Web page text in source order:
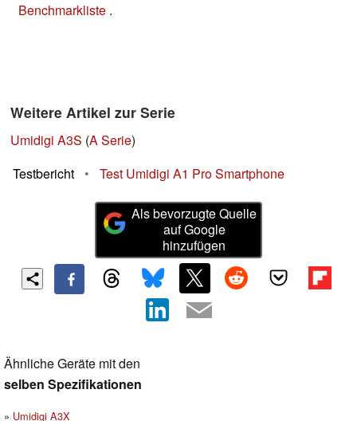
Benchmarkliste .
Weitere Artikel zur Serie
Umidigi A3S (A Serie)
Testbericht
• Test Umidigi A1 Pro Smartphone
Als bevorzugte Quelle
auf Google
hinzufügen
Ähnliche Geräte mit den
selben Spezifikationen
Umidigi A3X